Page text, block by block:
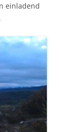
einladend